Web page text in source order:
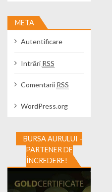
META
Autentificare
Intrări RSS
Comentarii RSS
WordPress.org
BURSA AURULUI -
PARTENER DE
ÎNCREDERE!